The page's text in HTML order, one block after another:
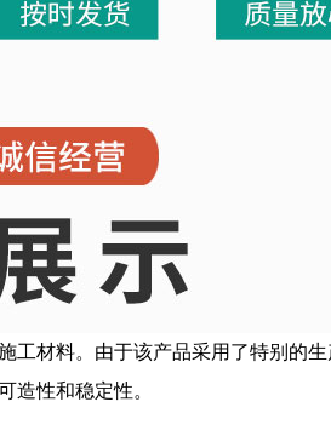
材料。由于该产品采用了特别的生
造性和稳定性。